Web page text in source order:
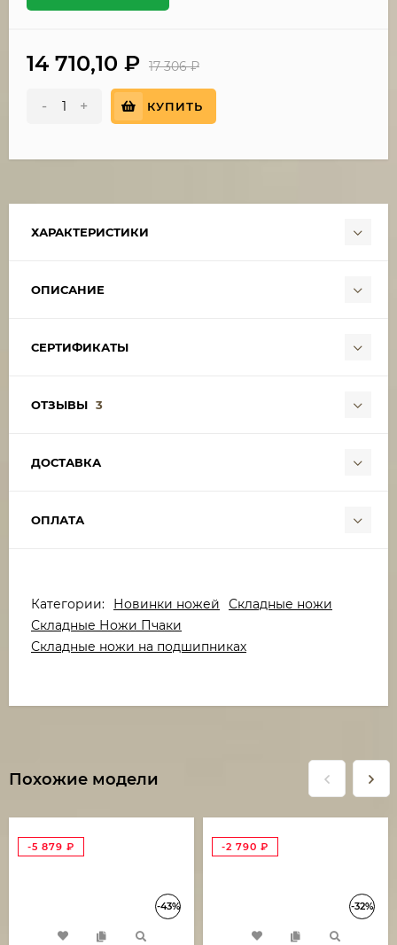
14 710,10 ₽ 17 306₽
- + КУПИТЬ
ХАРАКТЕРИСТИКИ
ОПИСАНИЕ
СЕРТИФИКАТЫ
ОТЗЫВЫ 3
ДОСТАВКА
ОПЛАТА
Категории: Новинки ножей
Складные ножи
Складные Ножи Пчаки
Складные ножи на подшипниках
Похожие модели
-43%
-5 879 ₽
-32%
-2 790 ₽